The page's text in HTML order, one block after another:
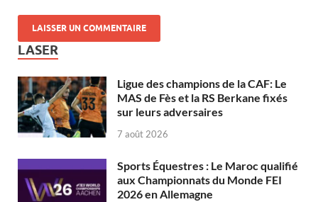
LASER
Ligue des champions de la CAF: Le
MAS de Fès et la RS Berkane fixés
sur leurs adversaires
7 août 2026
Sports Équestres : Le Maroc qualifié
aux Championnats du Monde FEI
2026 en Allemagne